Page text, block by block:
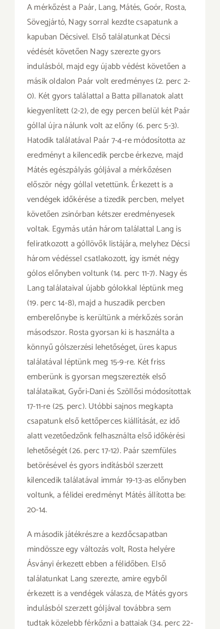
A mérkőzést a Paár, Lang, Mátés, Goór, Rosta,
Sövegjártó, Nagy sorral kezdte csapatunk a
kapuban Décsivel. Első találatunkat Décsi
védését követően Nagy szerezte gyors
indulásból, majd egy újabb védést követően a
másik oldalon Paár volt eredményes (2. perc 2-
0). Két gyors találattal a Batta pillanatok alatt
kiegyenlített (2-2), de egy percen belül két Paár
góllal újra nálunk volt az előny (6. perc 5-3).
Hatodik találatával Paár 7-4-re módosította az
eredményt a kilencedik percbe érkezve, majd
Mátés egészpályás góljával a mérkőzésen
először négy góllal vetettünk. Érkezett is a
vendégek időkérése a tizedik percben, melyet
követően zsinórban kétszer eredményesek
voltak. Egymás után három találattal Lang is
feliratkozott a góllövők listájára, melyhez Décsi
három védéssel csatlakozott, így ismét négy
gólos előnyben voltunk (14. perc 11-7). Nagy és
Lang találataival újabb gólokkal léptünk meg
(19. perc 14-8), majd a huszadik percben
emberelőnybe is kerültünk a mérkőzés során
másodszor. Rosta gyorsan ki is használta a
könnyű gólszerzési lehetőséget, üres kapus
találatával léptünk meg 15-9-re. Két friss
emberünk is gyorsan megszerezték első
találataikat, Győri-Dani és Szöllősi módosítottak
17-11-re (25. perc). Utóbbi sajnos megkapta
csapatunk első kettőperces kiállítását, ez idő
alatt vezetőedzőnk felhasználta első időkérési
lehetőségét (26. perc 17-12). Paár szemfüles
betörésével és gyors indításból szerzett
kilencedik találatával immár 19-13-as előnyben
voltunk, a félidei eredményt Mátés állította be:
20-14.
A második játékrészre a kezdőcsapatban
mindössze egy változás volt, Rosta helyére
Ásványi érkezett ebben a félidőben. Első
találatunkat Lang szerezte, amire egyből
érkezett is a vendégek válasza, de Mátés gyors
indulásból szerzett góljával továbbra sem
tudtak közelebb férkőzni a battaiak (34. perc 22-